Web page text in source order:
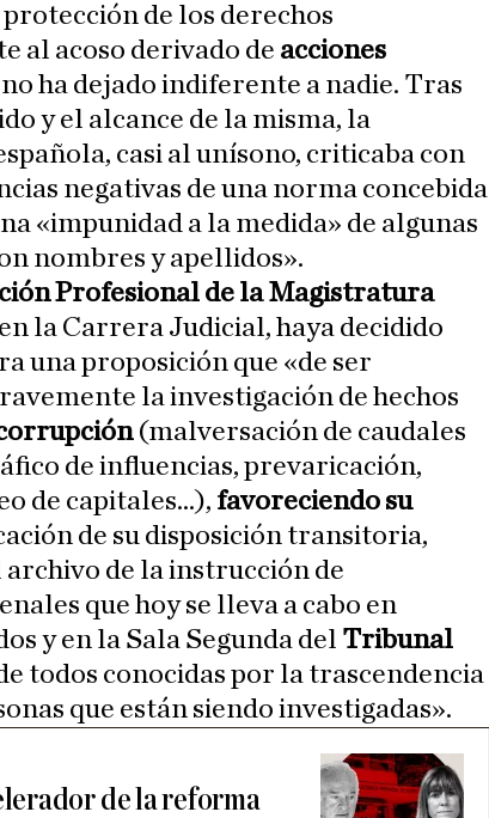
de los derechos
al acoso derivado de acciones
no ha dejado indiferente a nadie. Tras
y el alcance de la misma, la
casi al unísono, criticaba con
negativas de una norma concebida
«impunidad a la medida» de algunas
nombres y apellidos».
Profesional de la Magistratura
la Carrera Judicial, haya decidido
una proposición que «de ser
la investigación de hechos
(malversación de caudales
de influencias, prevaricación,
de capitales...), favoreciendo su
de su disposición transitoria,
de la instrucción de
que hoy se lleva a cabo en
y en la Sala Segunda del Tribunal
todos conocidas por la trascendencia
que están siendo investigadas».
de la reforma